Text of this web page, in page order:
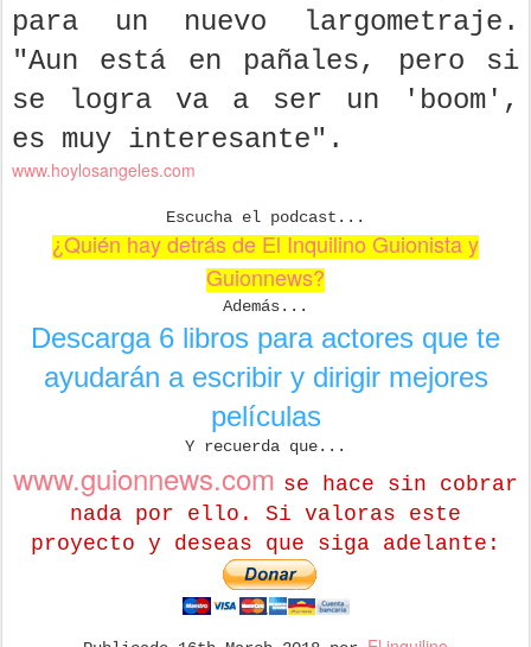
para un nuevo largometraje.
"Aun está en pañales, pero si
se logra va a ser un 'boom',
es muy interesante".
www.hoylosangeles.com
Escucha el podcast...
¿Quién hay detrás de El Inquilino Guionista y
Guionnews?
Además...
Descarga 6 libros para actores que te
ayudarán a escribir y dirigir mejores
películas
Y recuerda que...
www.guionnews.com se hace sin cobrar
nada por ello. Si valoras este
proyecto y deseas que siga adelante: